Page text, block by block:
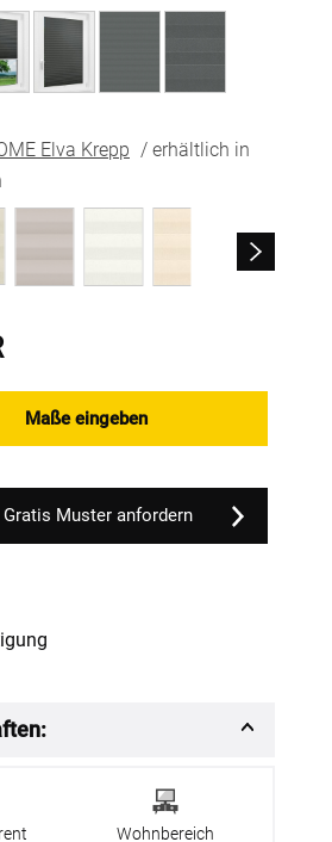
Elva Krepp / erhältlich in
Wohnbereich
Maße eingeben
Gratis Muster anfordern